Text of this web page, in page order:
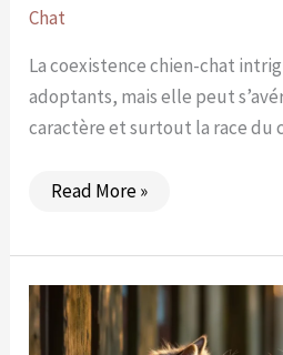
Chat
La coexistence chien-chat
adoptants, mais elle peut
caractère et surtout la race du
Quelles
incompatibles
avec
les
chats
Read More »